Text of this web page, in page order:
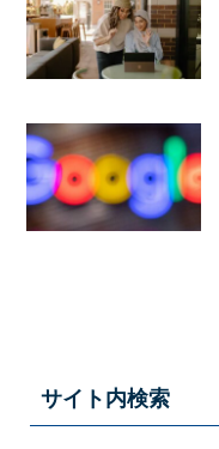
サイト内検索